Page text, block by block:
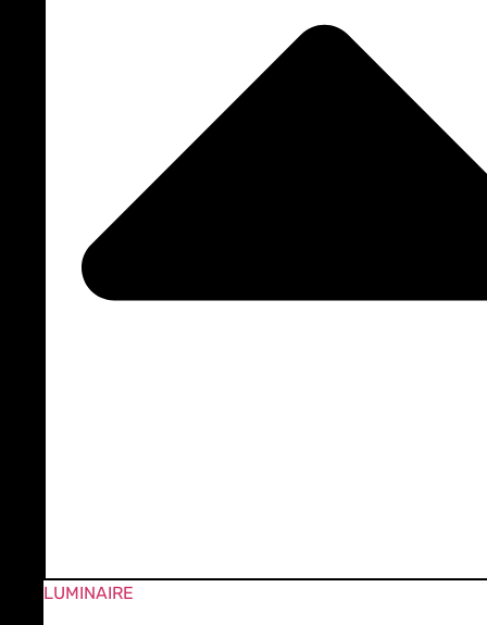
LUMINAIRE